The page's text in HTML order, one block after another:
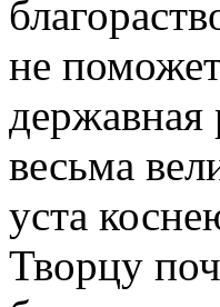
не
державная
весьма
уста
Творцу